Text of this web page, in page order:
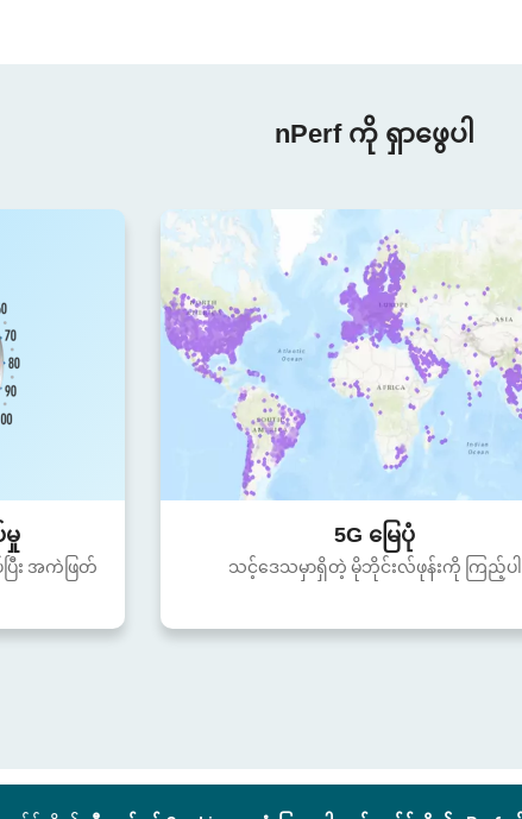
nPerf ကို ရှာဖွေပါ
မှု
း အကဲဖြတ်
5G မြေပုံ
သင့်ဒေသမှာရှိတဲ့ မိုဘိုင်းလ်ဖုန်းကို ကြည့်ပါ